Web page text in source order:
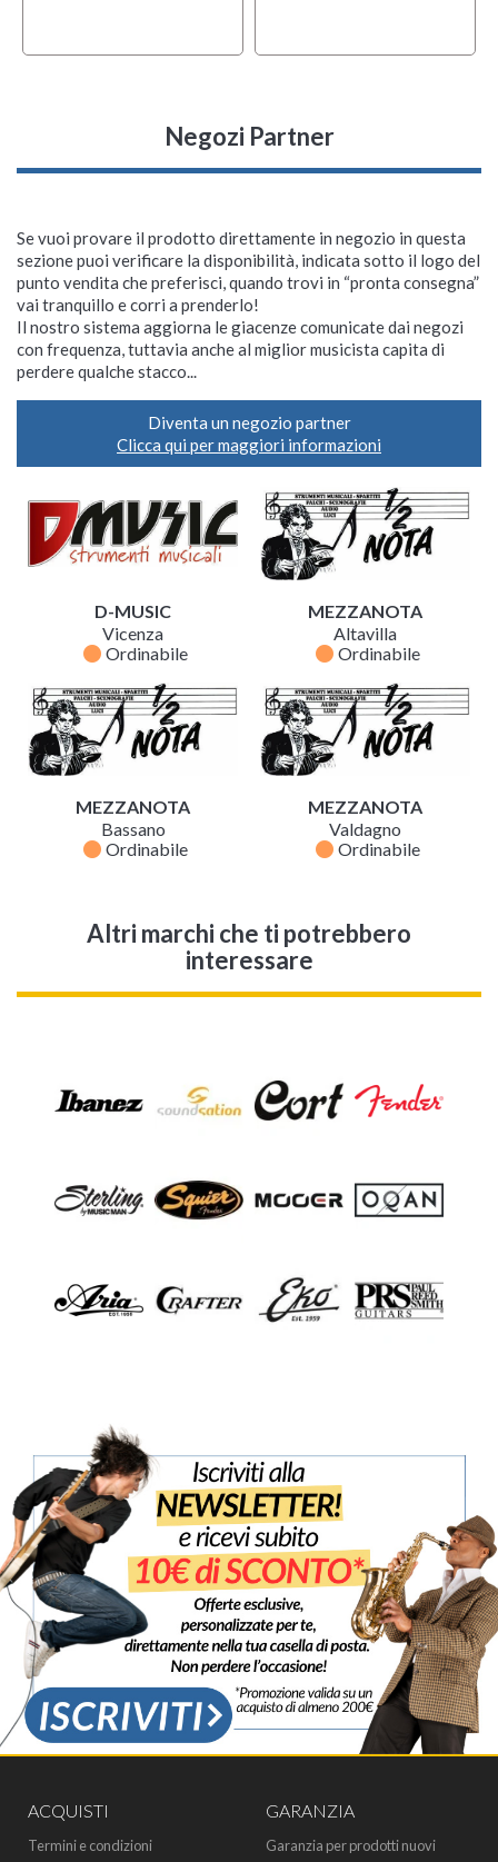
Negozi Partner
Se vuoi provare il prodotto direttamente in negozio in questa
sezione puoi verificare la disponibilità, indicata sotto il logo del
punto vendita che preferisci, quando trovi in “pronta consegna”
vai tranquillo e corri a prenderlo!
Il nostro sistema aggiorna le giacenze comunicate dai negozi
con frequenza, tuttavia anche al miglior musicista capita di
perdere qualche stacco...
Diventa un negozio partner
Clicca qui per maggiori informazioni
D-MUSIC
Vicenza
fiber_manual_record Ordinabile
MEZZANOTA
Altavilla
fiber_manual_record Ordinabile
MEZZANOTA
Bassano
fiber_manual_record Ordinabile
MEZZANOTA
Valdagno
fiber_manual_record Ordinabile
Altri marchi che ti potrebbero
interessare
ACQUISTI
Termini e condizioni
GARANZIA
Garanzia per prodotti nuovi